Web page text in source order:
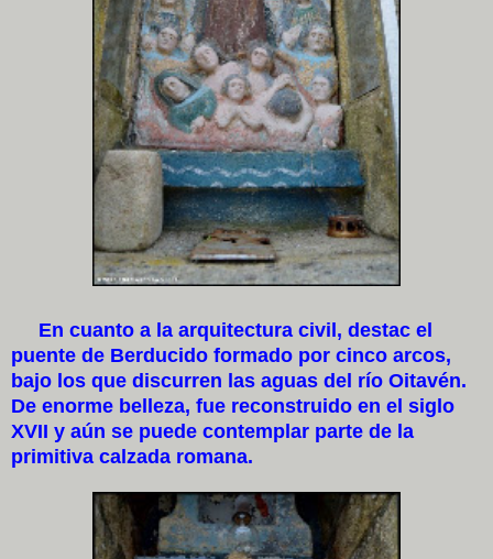
En cuanto a la arquitectura civil, destac el
puente de Berducido formado por cinco arcos,
bajo los que discurren las aguas del río Oitavén.
De enorme belleza, fue reconstruido en el siglo
XVII y aún se puede contemplar parte de la
primitiva calzada romana.